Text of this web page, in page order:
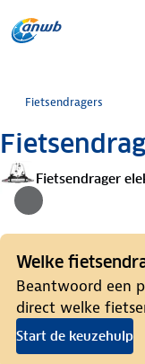
Fietsendragers
Fietsendrager
Welke
Beantwoord een
direct welke
Start de keuzehulp